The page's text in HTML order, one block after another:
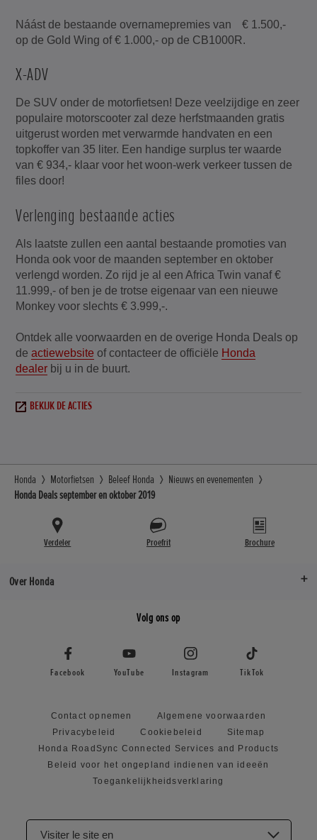
Náást de bestaande overnamepremies van
€ 1.500,-
op de Gold Wing of € 1.000,- op de CB1000R.
X-ADV
De SUV onder de motorfietsen! Deze veelzijdige en zeer
populaire motorscooter zal deze herfstmaanden gratis
uitgerust worden met verwarmde handvaten en een
topkoffer van 35 liter. Een handige surplus ter waarde
van € 934,- klaar voor het woon-werk verkeer tussen de
files door!
Verlenging bestaande acties
Als laatste zullen een aantal bestaande promoties van
Honda ook voor de maanden september en oktober
verlengd worden. Zo rijd je al een Africa Twin vanaf €
11.999,- of ben je de trotse eigenaar van een nieuwe
Monkey voor slechts € 3.999,-.
Ontdek alle voorwaarden en de overige Honda Deals op
deactiewebsite of contacteer de officiële Honda
dealer bij u in de buurt.
BEKIJK DE ACTIES
Honda Motorfietsen Beleef Honda
Nieuws en evenementen
Honda Deals september en oktober 2019
Verdeler Proefrit Brochure
Over Honda
Volg ons op
Facebook YouTube Instagram TikTok
Contact opnemen
Algemene voorwaarden
Privacybeleid
Cookiebeleid
Sitemap
Honda RoadSync Connected Services and Products
Beleid voor het ongepland indienen van ideeën
Toegankelijkheidsverklaring
Visiter le site en